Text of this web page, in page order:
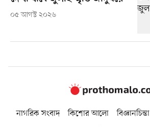
০৫ আগস্ট ২০২৬
নাগরিক সংবাদ কিশোর আলো বিজ্ঞানচিন্তা